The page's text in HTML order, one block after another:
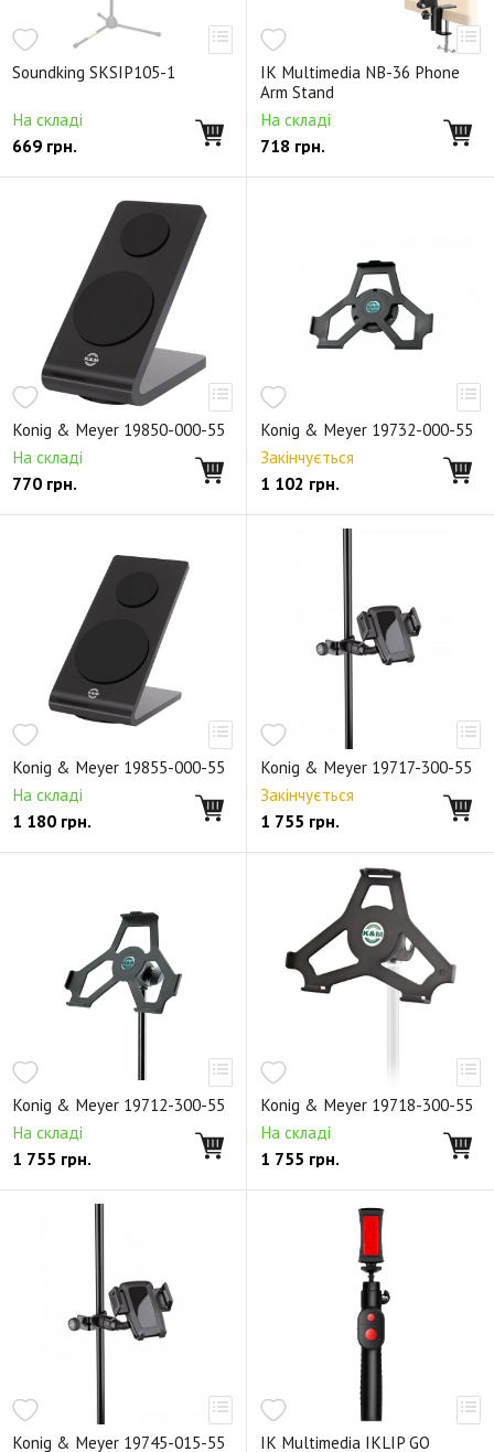
Soundking SKSIP105-1
На складі
669 грн.
IK Multimedia NB-36 Phone
Arm Stand
На складі
718 грн.
Konig & Meyer 19850-000-55
На складі
770 грн.
Konig & Meyer 19732-000-55
Закінчується
1 102 грн.
Konig & Meyer 19855-000-55
На складі
1 180 грн.
Konig & Meyer 19717-300-55
Закінчується
1 755 грн.
Konig & Meyer 19712-300-55
На складі
1 755 грн.
Konig & Meyer 19718-300-55
На складі
1 755 грн.
Konig & Meyer 19745-015-55 IK Multimedia IKLIP GO